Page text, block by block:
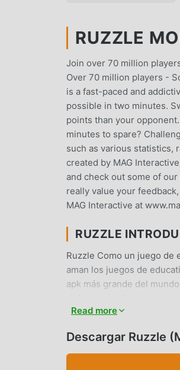
RUZZLE
Join over 70 million
Over 70 million players -
is a fast-paced and
possible in two minutes.
points than your
minutes to spare?
such as various statistics,
created by MAG
and check out some of
really value your
MAG Interactive at
RUZZLE
Ruzzle Como un juego de
aman los juegos de
apk más grande del
repetitiva en el juego, así
instalación gratuita.
solo clic. ¡Qué estás
Read more
Descargar Ruzzle